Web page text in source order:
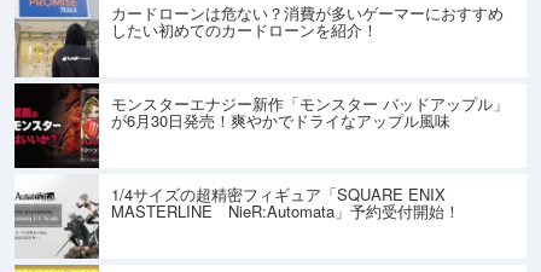
カードローンは危ない？消費が多いゲーマーにおすすめ
したい初めてのカードローンを紹介！
モンスターエナジー新作「モンスター バッドアップル」
が6月30日発売！爽やかでドライなアップル風味
1/4サイズの超精密フィギュア「SQUARE ENIX
MASTERLINE NieR:Automata」予約受付開始！